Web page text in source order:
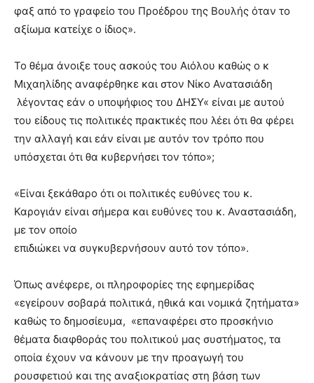
φαξ από το γραφείο του Προέδρου της Βουλής όταν το
αξίωμα κατείχε ο ίδιος».
Το θέμα άνοιξε τους ασκούς του Αιόλου καθώς ο κ
Μιχαηλίδης αναφέρθηκε και στον Νίκο Ανατασιάδη
λέγοντας εάν ο υποψήφιος του ΔΗΣΥ« είναι με αυτού
του είδους τις πολιτικές πρακτικές που λέει ότι θα φέρει
την αλλαγή και εάν είναι με αυτόν τον τρόπο που
υπόσχεται ότι θα κυβερνήσει τον τόπο»;
«Είναι ξεκάθαρο ότι οι πολιτικές ευθύνες του κ.
Καρογιάν είναι σήμερα και ευθύνες του κ. Αναστασιάδη,
με τον οποίο
επιδιώκει να συγκυβερνήσουν αυτό τον τόπο».
Όπως ανέφερε, οι πληροφορίες της εφημερίδας
«εγείρουν σοβαρά πολιτικά, ηθικά και νομικά ζητήματα»
καθώς το δημοσίευμα, «επαναφέρει στο προσκήνιο
θέματα διαφθοράς του πολιτικού μας συστήματος, τα
οποία έχουν να κάνουν με την προαγωγή του
ρουσφετιού και της αναξιοκρατίας στη βάση των